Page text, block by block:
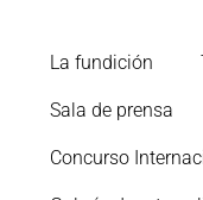
La fundición
Sala de prensa
Concurso